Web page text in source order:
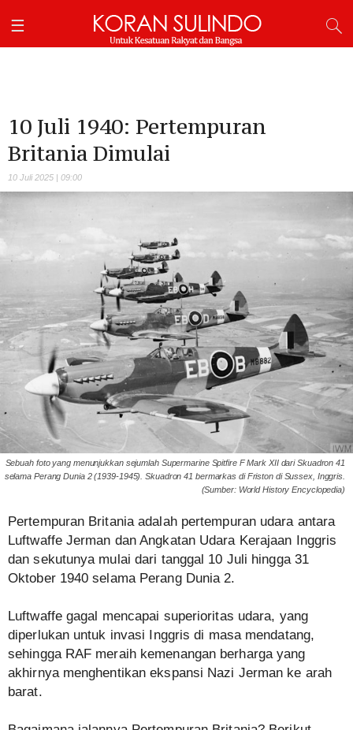
10 Juli 1940: Pertempuran
Britania Dimulai
10 Juli 2025 | 09:00
Sebuah foto yang menunjukkan sejumlah Supermarine Spitfire F Mark XII dari Skuadron 41
selama Perang Dunia 2 (1939-1945). Skuadron 41 bermarkas di Friston di Sussex, Inggris.
(Sumber: World History Encyclopedia)
Pertempuran Britania adalah pertempuran udara antara
Luftwaffe Jerman dan Angkatan Udara Kerajaan Inggris
dan sekutunya mulai dari tanggal 10 Juli hingga 31
Oktober 1940 selama Perang Dunia 2.
Luftwaffe gagal mencapai superioritas udara, yang
diperlukan untuk invasi Inggris di masa mendatang,
sehingga RAF meraih kemenangan berharga yang
akhirnya menghentikan ekspansi Nazi Jerman ke arah
barat.